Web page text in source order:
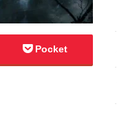
Pocket